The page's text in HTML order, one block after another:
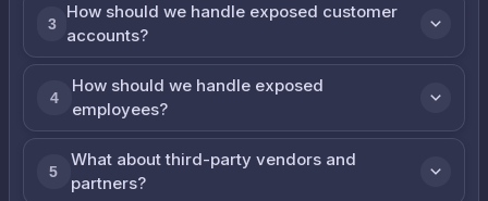
3
How should we handle exposed customer
accounts?
4
How should we handle exposed
employees?
5
What about third-party vendors and
partners?